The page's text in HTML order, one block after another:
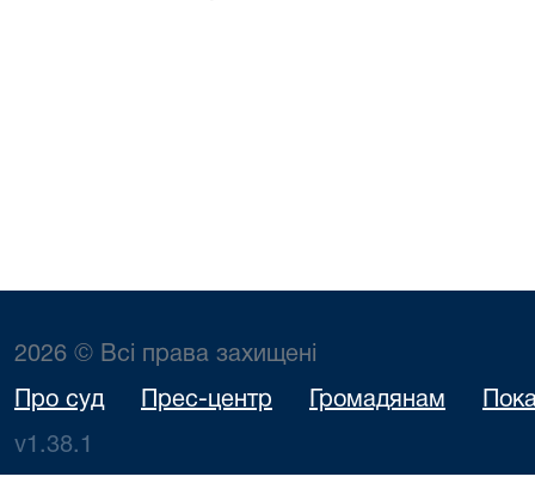
2026 © Всі права захищені
Про суд Прес-центр Громадянам
v1.38.1